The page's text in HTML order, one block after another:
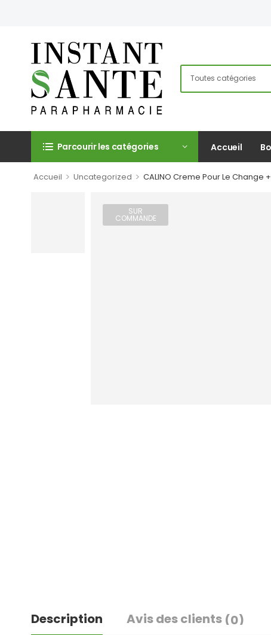
Parcourir les catégories Accueil
Accueil > Uncategorized > CALINO Creme Pour Le Change
SUR
COMMANDE
Description Avis des clients (0)